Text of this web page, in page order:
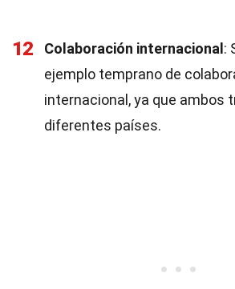
12 Colaboración internacional :
ejemplo temprano de
internacional, ya que ambos
diferentes países.